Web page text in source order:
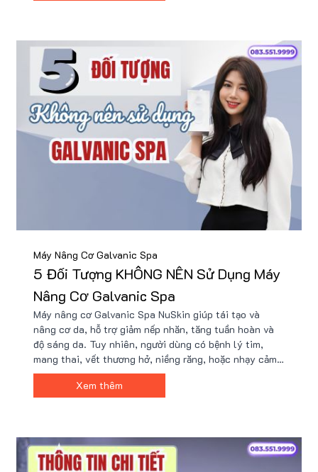
Máy Nâng Cơ Galvanic Spa
5 Đối Tượng KHÔNG NÊN Sử Dụng Máy
Nâng Cơ Galvanic Spa
Máy nâng cơ Galvanic Spa NuSkin giúp tái tạo và
nâng cơ da, hỗ trợ giảm nếp nhăn, tăng tuần hoàn và
độ sáng da. Tuy nhiên, người dùng có bệnh lý tim,
mang thai, vết thương hở, niềng răng, hoặc nhạy cảm
với dòng điện nên tránh sử dụng. Sản phẩm có nhiều
ưu đãi tại Nu88, kèm quà tặng giá trị.
Xem thêm